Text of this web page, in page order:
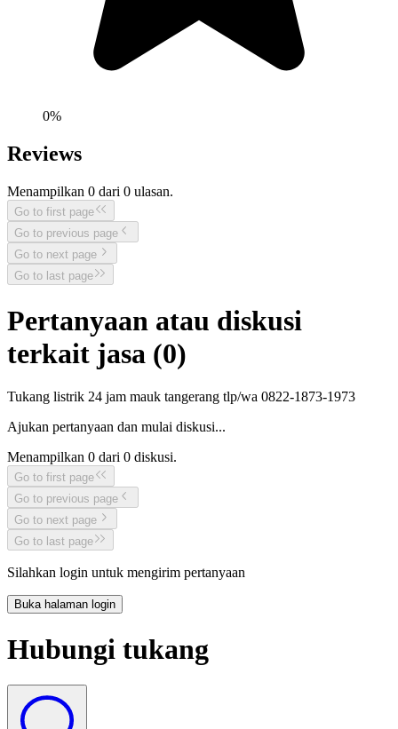
0%
Reviews
Menampilkan 0 dari 0 ulasan.
Go to first page
Go to previous page
Go to next page
Go to last page
Pertanyaan atau diskusi
terkait jasa (0)
Tukang listrik 24 jam mauk tangerang tlp/wa 0822-1873-1973
Ajukan pertanyaan dan mulai diskusi...
Menampilkan 0 dari 0 diskusi.
Go to first page
Go to previous page
Go to next page
Go to last page
Silahkan login untuk mengirim pertanyaan
Buka halaman login
Hubungi tukang